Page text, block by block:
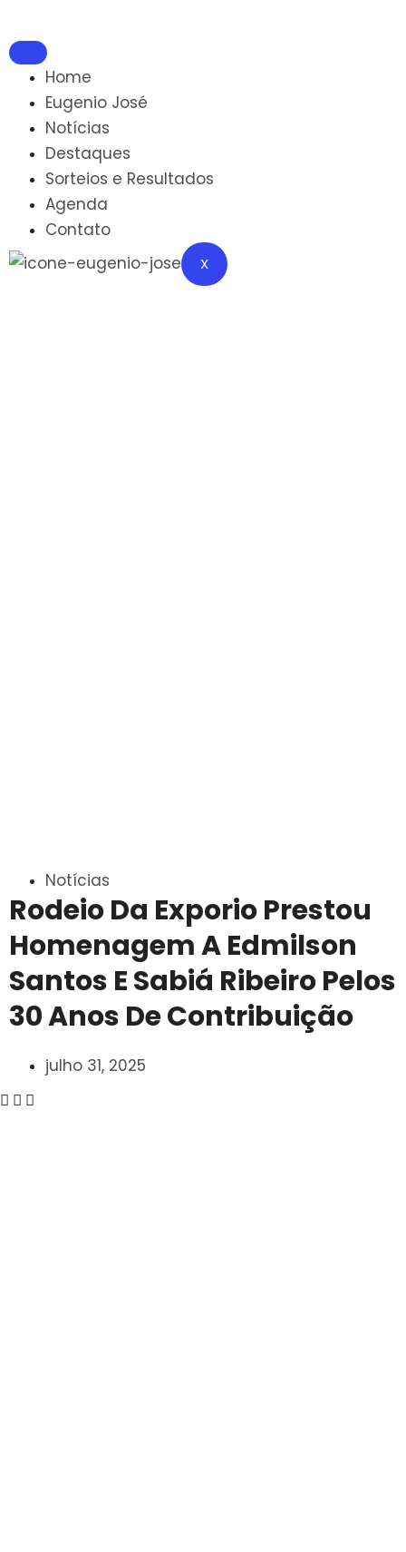
Home
Eugenio José
Notícias
Destaques
Sorteios e Resultados
Agenda
Contato
X
Notícias
Rodeio Da Exporio Prestou
Homenagem A Edmilson
Santos E Sabiá Ribeiro Pelos
30 Anos De Contribuição
julho 31, 2025